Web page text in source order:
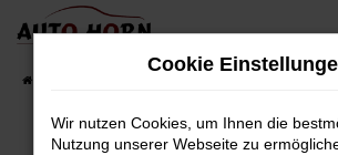
Zum
springen
Fahrzeugbestand
Cookie
Wir nutzen Cookies, um Ihnen die
Nutzung unserer Webseite zu